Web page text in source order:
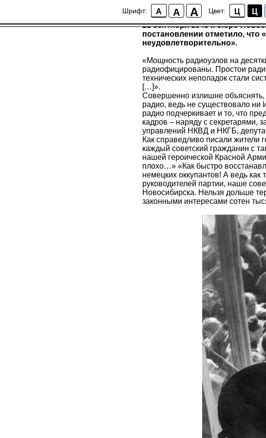
Шрифт: A A A Цвет: Ц Ц
...«Радиовещание поставлено
21 сентября 1943 г. бюро
постановлении отметило, что
неудовлетворительно».
«Мощность радиоузлов на
радиофицированы. Простои
технических неполадок стали
[…]».
Совершенно излишне объяснять,
радио, ведь не существовало ни
радио подчеркивает и то, что
кадров – наряду с секретарями,
управлений НКВД и НКГБ,
Как справедливо писали жители
каждый советский гражданин с
нашей героической Красной
плохо…» «Как быстро
немецких оккупантов! А ведь как
руководителей партии, наше
Новосибирска. Нельзя дольше
законными интересами сотен